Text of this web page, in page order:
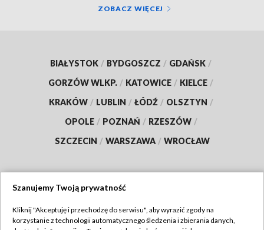
ZOBACZ WIĘCEJ
BIAŁYSTOK / BYDGOSZCZ / GDAŃSK /
GORZÓW WLKP. / KATOWICE / KIELCE /
KRAKÓW / LUBLIN / ŁÓDŹ / OLSZTYN /
OPOLE / POZNAŃ / RZESZÓW /
SZCZECIN / WARSZAWA / WROCŁAW
TVP
Szanujemy Twoją prywatność
Kliknij "Akceptuję i przechodzę do serwisu", aby wyrazić zgody na
korzystanie z technologii automatycznego śledzenia i zbierania danych,